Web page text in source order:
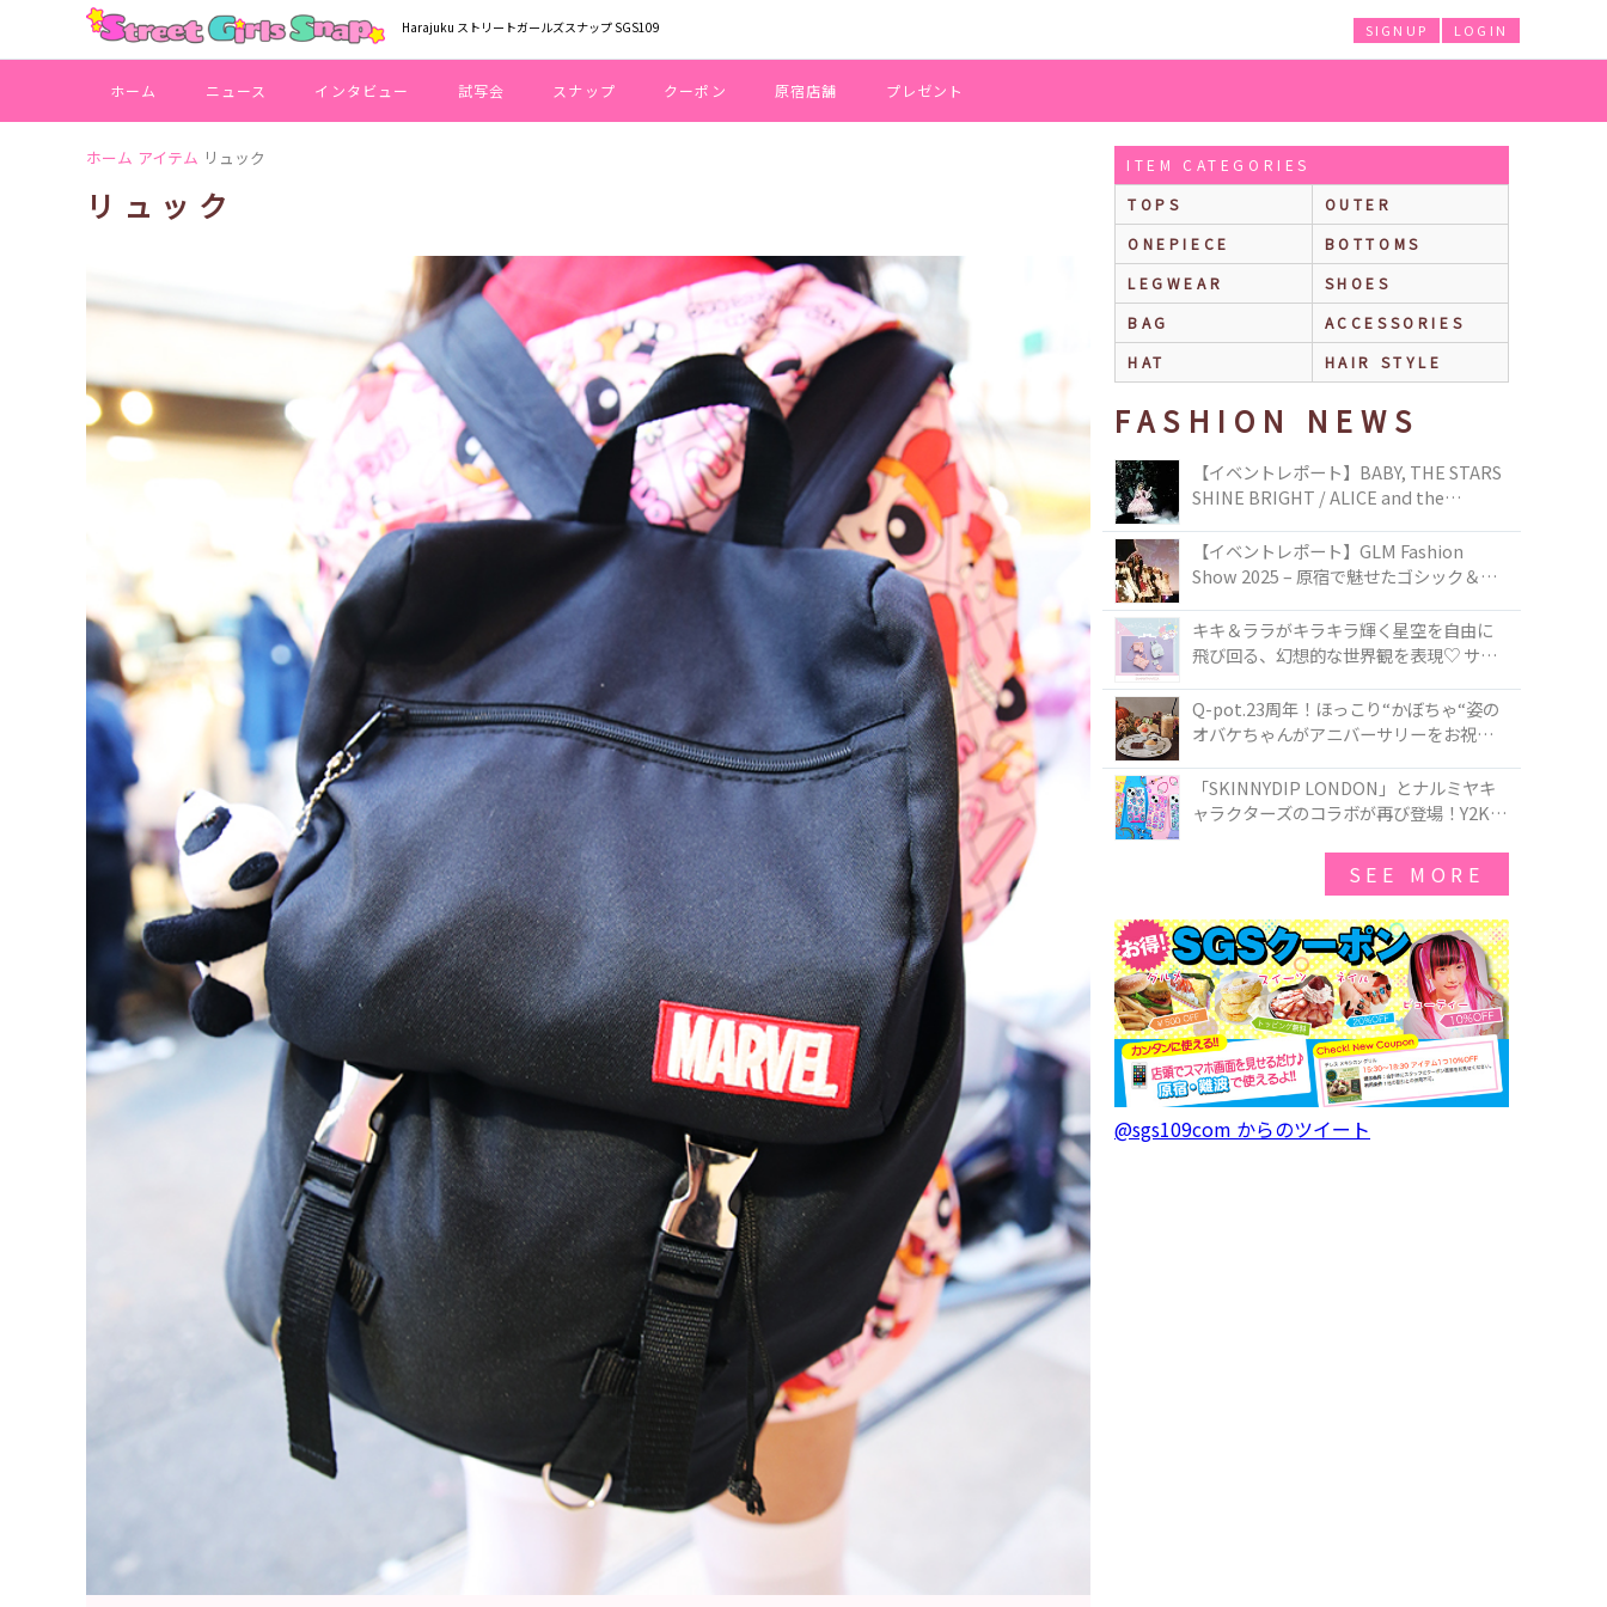
Harajuku ストリートガールズスナップ SGS109 LOGIN
SIGNUP
ホーム ニュース インタビュー 試写会 スナップ クーポン 原宿店舗 プレゼント
ホーム アイテム リュック
リュック
ITEM CATEGORIES
TOPS
OUTER
ONEPIECE
BOTTOMS
LEGWEAR
SHOES
BAG
ACCESSORIES
HAT
HAIR STYLE
FASHION NEWS
【イベントレポート】BABY, THE STARS
SHINE BRIGHT / ALICE and the
TOKYO
【イベントレポート】GLM Fashion
Show 2025 – 原宿で魅せたゴシック＆ロ
キキ＆ララがキラキラ輝く星空を自由に
飛び回る、幻想的な世界観を表現♡ サマ
50周年アニバーサリーイヤー』を記念し
たコレクションが登場
Q-pot.23周年！ほっこり“かぼちゃ“姿の
オバケちゃんがアニバーサリーをお祝い
ー」が新発売！Q-pot CAFE.では「かぼち
ゃのオバケーキプレート」も登場
「SKINNYDIP LONDON」とナルミヤキ
ャラクターズのコラボが再び登場！Y2Kム
SEE MORE
@sgs109com からのツイート